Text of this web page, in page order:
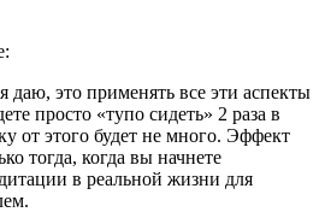
даю, это применять все эти аспекты
просто «тупо сидеть» 2 раза в
от этого будет не много. Эффект
тогда, когда вы начнете
в реальной жизни для